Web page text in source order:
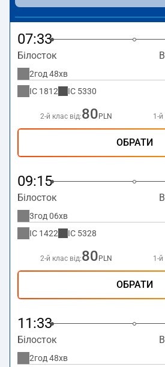
07:33
Білосток
2год 48хв
IC 1812 IC 5330
2-й клас від:80 PLN 1-й
ОБРАТИ
09:15
Білосток
3год 06хв
IC 1422 IC 5328
2-й клас від:80 PLN 1-й
ОБРАТИ
11:33
Білосток
2год 48хв